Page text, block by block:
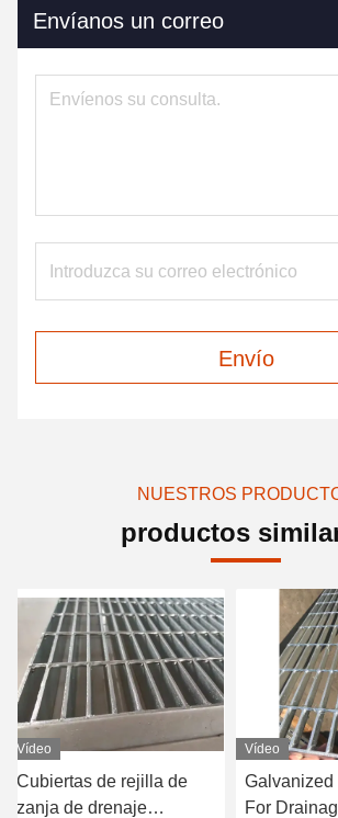
Envíanos un correo
Envío
NUESTROS
productos
Vídeo
Cubiertas de rejilla de
zanja de drenaje
Vídeo
Galvanized
For